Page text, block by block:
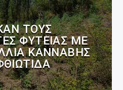
ΤΟΥΣ
ΦΥΤΕΊΑΣ ΜΕ
ΚΆΝΝΑΒΗΣ